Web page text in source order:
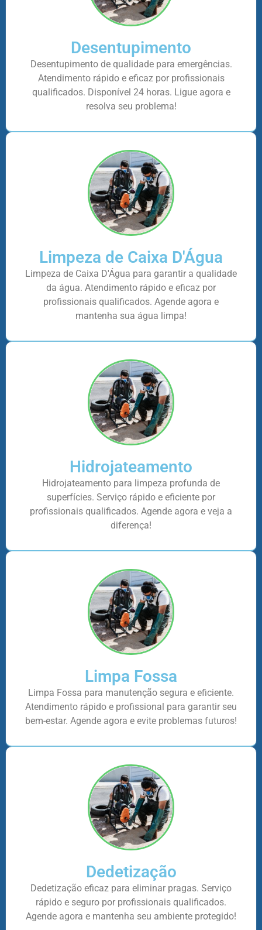
Desentupimento
Desentupimento de qualidade para emergências.
Atendimento rápido e eficaz por profissionais
qualificados. Disponível 24 horas. Ligue agora e
resolva seu problema!
Limpeza de Caixa D'Água
Limpeza de Caixa D'Água para garantir a qualidade
da água. Atendimento rápido e eficaz por
profissionais qualificados. Agende agora e
mantenha sua água limpa!
Hidrojateamento
Hidrojateamento para limpeza profunda de
superfícies. Serviço rápido e eficiente por
profissionais qualificados. Agende agora e veja a
diferença!
Limpa Fossa
Limpa Fossa para manutenção segura e eficiente.
Atendimento rápido e profissional para garantir seu
bem-estar. Agende agora e evite problemas futuros!
Dedetização
Dedetização eficaz para eliminar pragas. Serviço
rápido e seguro por profissionais qualificados.
Agende agora e mantenha seu ambiente protegido!